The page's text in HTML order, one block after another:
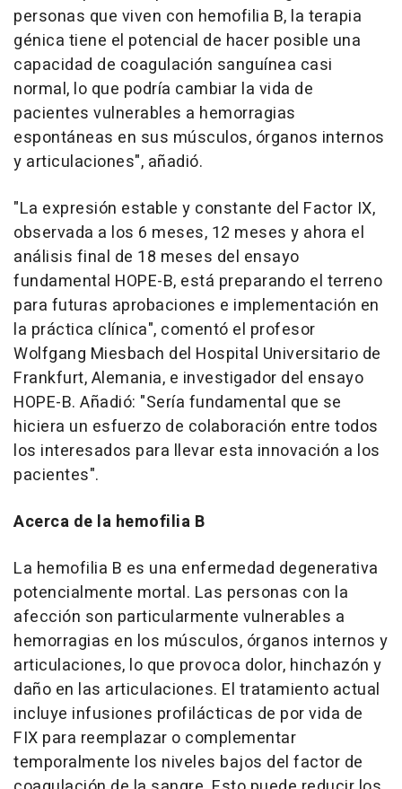
personas que viven con hemofilia B, la terapia
génica tiene el potencial de hacer posible una
capacidad de coagulación sanguínea casi
normal, lo que podría cambiar la vida de
pacientes vulnerables a hemorragias
espontáneas en sus músculos, órganos internos
y articulaciones", añadió.
"La expresión estable y constante del Factor IX,
observada a los 6 meses, 12 meses y ahora el
análisis final de 18 meses del ensayo
fundamental HOPE-B, está preparando el terreno
para futuras aprobaciones e implementación en
la práctica clínica", comentó el profesor
Wolfgang Miesbach del Hospital Universitario de
Frankfurt, Alemania, e investigador del ensayo
HOPE-B. Añadió: "Sería fundamental que se
hiciera un esfuerzo de colaboración entre todos
los interesados para llevar esta innovación a los
pacientes".
Acerca de la hemofilia B
La hemofilia B es una enfermedad degenerativa
potencialmente mortal. Las personas con la
afección son particularmente vulnerables a
hemorragias en los músculos, órganos internos y
articulaciones, lo que provoca dolor, hinchazón y
daño en las articulaciones. El tratamiento actual
incluye infusiones profilácticas de por vida de
FIX para reemplazar o complementar
temporalmente los niveles bajos del factor de